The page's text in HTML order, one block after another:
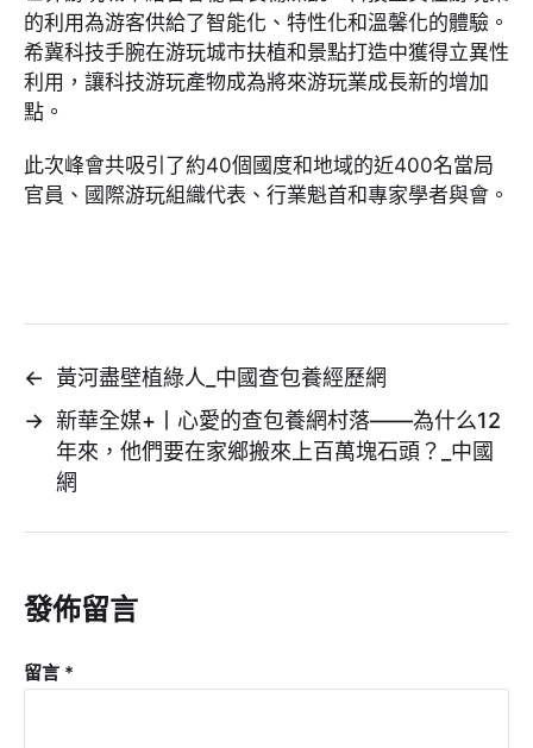
的利用為游客供給了智能化、特性化和溫馨化的體驗。
希冀科技手腕在游玩城市扶植和景點打造中獲得立異性
利用，讓科技游玩產物成為將來游玩業成長新的增加
點。
此次峰會共吸引了約40個國度和地域的近400名當局
官員、國際游玩組織代表、行業魁首和專家學者與會。
←
黃河盡壁植綠人_中國查包養經歷網
→ 新華全媒+丨心愛的查包養網村落——為什么12
年來，他們要在家鄉搬來上百萬塊石頭？_中國
網
發佈留言
留言 *